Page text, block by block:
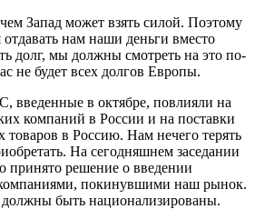
Запад может взять силой. Поэтому
нам наши деньги вместо
долг, мы должны смотреть на это по-
не будет всех долгов Европы.
введенные в октябре, повлияли на
компаний в России и на поставки
товаров в Россию. Нам нечего терять
На сегодняшнем заседании
принято решение о введении
покинувшими наш рынок.
быть национализированы.